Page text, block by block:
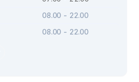
08.00 - 22.00
08.00 - 22.00